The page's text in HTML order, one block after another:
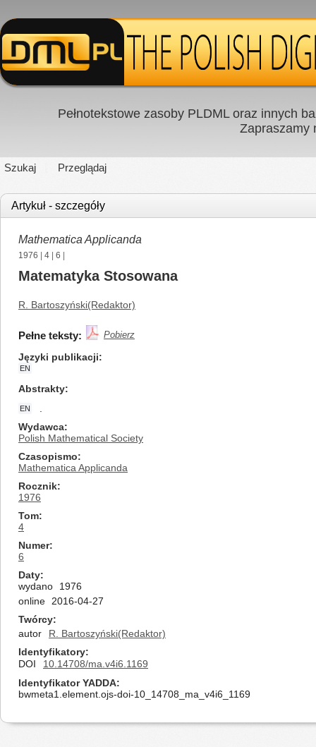
Pełnotekstowe zasoby PLDML oraz innych
Zapraszamy
Szukaj Przeglądaj
Artykuł - szczegóły
Mathematica Applicanda
1976 4 6
Matematyka Stosowana
R. Bartoszyński(Redaktor)
Pełne teksty: Pobierz
Języki publikacji
EN
Abstrakty
EN
Wydawca
Polish Mathematical Society
Czasopismo
Mathematica Applicanda
Rocznik
1976
Tom
4
Numer
6
Daty
wydano
1976
online
2016-04-27
Twórcy
autor
R. Bartoszyński(Redaktor)
Identyfikatory
DOI
10.14708/ma.v4i6.1169
Identyfikator YADDA
bwmeta1.element.ojs-doi-10_14708_ma_v4i6_1169